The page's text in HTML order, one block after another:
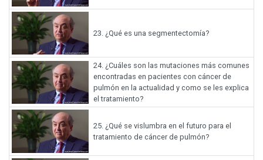
23.¿Qué es una segmentectomía?
24.¿Cuáles son las mutaciones más comunes
encontradas en pacientes con cáncer de
pulmón en la actualidad y como se les explica
el tratamiento?
25.¿Qué se vislumbra en el futuro para el
tratamiento de cáncer de pulmón?